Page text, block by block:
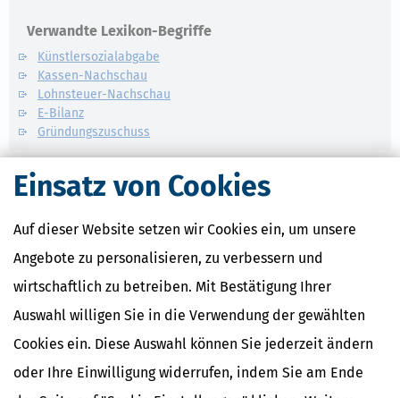
Einsatz von Cookies
Auf dieser Website setzen wir Cookies ein, um unsere
Angebote zu personalisieren, zu verbessern und
wirtschaftlich zu betreiben. Mit Bestätigung Ihrer
Auswahl willigen Sie in die Verwendung der gewählten
Cookies ein. Diese Auswahl können Sie jederzeit ändern
oder Ihre Einwilligung widerrufen, indem Sie am Ende
Verwandte Lexikon-Begriffe
Künstlersozialabgabe
Kassen-Nachschau
Lohnsteuer-Nachschau
E-Bilanz
Gründungszuschuss